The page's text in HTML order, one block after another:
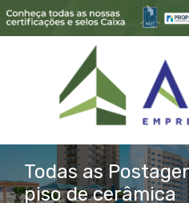
Todas as
piso de cerâmica